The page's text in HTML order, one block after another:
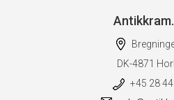
DK-4871
+45 28